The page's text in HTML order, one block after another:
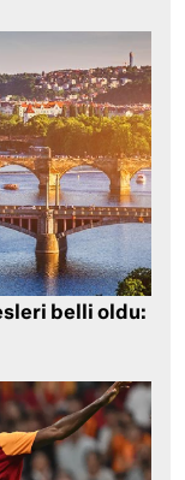
belli oldu: